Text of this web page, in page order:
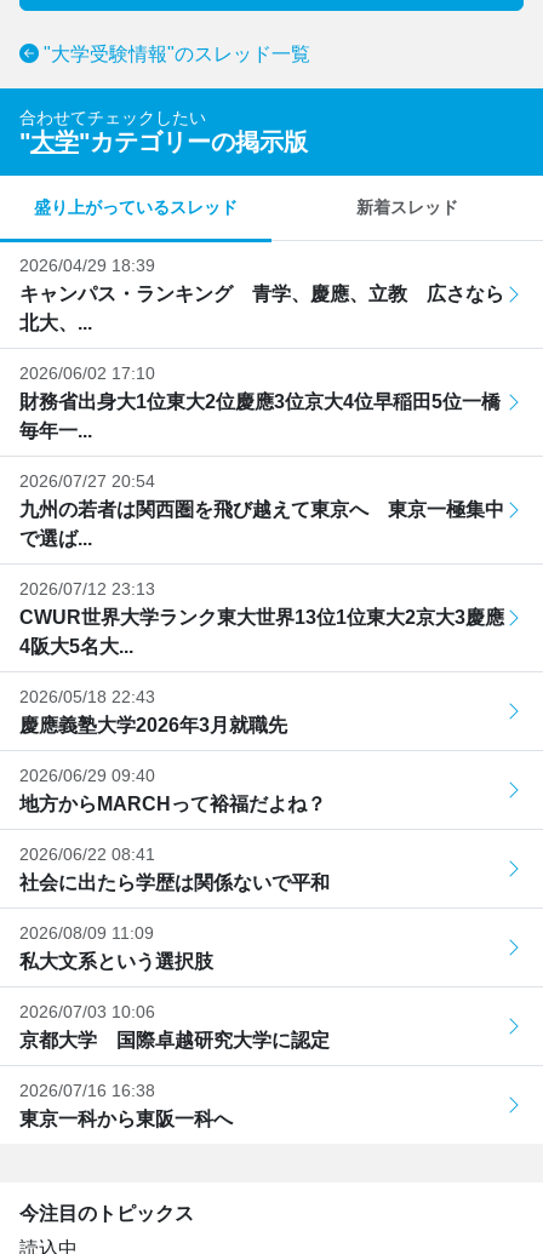
"大学受験情報"のスレッド一覧
合わせてチェックしたい
"大学"カテゴリーの掲示版
盛り上がっているスレッド 新着スレッド
2026/04/29 18:39
キャンパス・ランキング 青学、慶應、立教 広さなら
北大、...
2026/06/02 17:10
財務省出身大1位東大2位慶應3位京大4位早稲田5位一橋
毎年一...
2026/07/27 20:54
九州の若者は関西圏を飛び越えて東京へ 東京一極集中
で選ば...
2026/07/12 23:13
CWUR世界大学ランク東大世界13位1位東大2京大3慶應
4阪大5名大...
2026/05/18 22:43
慶應義塾大学2026年3月就職先
2026/06/29 09:40
地方からMARCHって裕福だよね？
2026/06/22 08:41
社会に出たら学歴は関係ないで平和
2026/08/09 11:09
私大文系という選択肢
2026/07/03 10:06
京都大学 国際卓越研究大学に認定
2026/07/16 16:38
東京一科から東阪一科へ
今注目のトピックス
読込中